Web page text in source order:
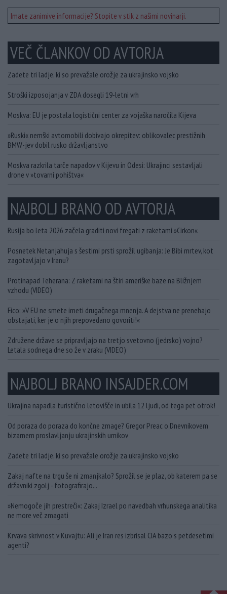
Imate zanimive informacije? Stopite v stik z našimi novinarji.
VEČ ČLANKOV OD AVTORJA
Zadete tri ladje, ki so prevažale orožje za ukrajinsko vojsko
Stroški izposojanja v ZDA dosegli 19-letni vrh
Moskva: EU je postala logistični center za vojaška naročila Kijeva
»Ruski« nemški avtomobili dobivajo okrepitev: oblikovalec prestižnih
BMW-jev dobil rusko državljanstvo
Moskva razkrila tarče napadov v Kijevu in Odesi: Ukrajinci sestavljali
drone v »tovarni pohištva«
NAJBOLJ BRANO OD AVTORJA
Rusija bo leta 2026 začela graditi novi fregati z raketami »Cirkon«
Posnetek Netanjahuja s šestimi prsti sprožil ugibanja: Je Bibi mrtev, kot
zagotavljajo v Iranu?
Protinapad Teherana: Z raketami na štiri ameriške baze na Bližnjem
vzhodu (VIDEO)
Fico: »V EU ne smete imeti drugačnega mnenja. A dejstva ne prenehajo
obstajati, ker je o njih prepovedano govoriti!«
Združene države se pripravljajo na tretjo svetovno (jedrsko) vojno?
Letala sodnega dne so že v zraku (VIDEO)
NAJBOLJ BRANO INSAJDER.COM
Ukrajina napadla turistično letovišče in ubila 12 ljudi, od tega pet otrok!
Od poraza do poraza do končne zmage? Gregor Preac o Dnevnikovem
bizarnem proslavljanju ukrajinskih umikov
Zadete tri ladje, ki so prevažale orožje za ukrajinsko vojsko
Zakaj nafte na trgu še ni zmanjkalo? Sprožil se je plaz, ob katerem pa se
državniki zgolj - fotografirajo...
»Nemogoče jih prestreči«: Zakaj Izrael po navedbah vrhunskega analitika
ne more več zmagati
Krvava skrivnost v Kuvajtu: Ali je Iran res izbrisal CIA bazo s petdesetimi
agenti?